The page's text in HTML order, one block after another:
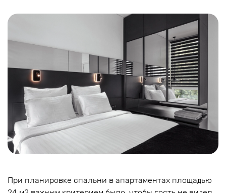
При планировке спальни в апартаментах площадью